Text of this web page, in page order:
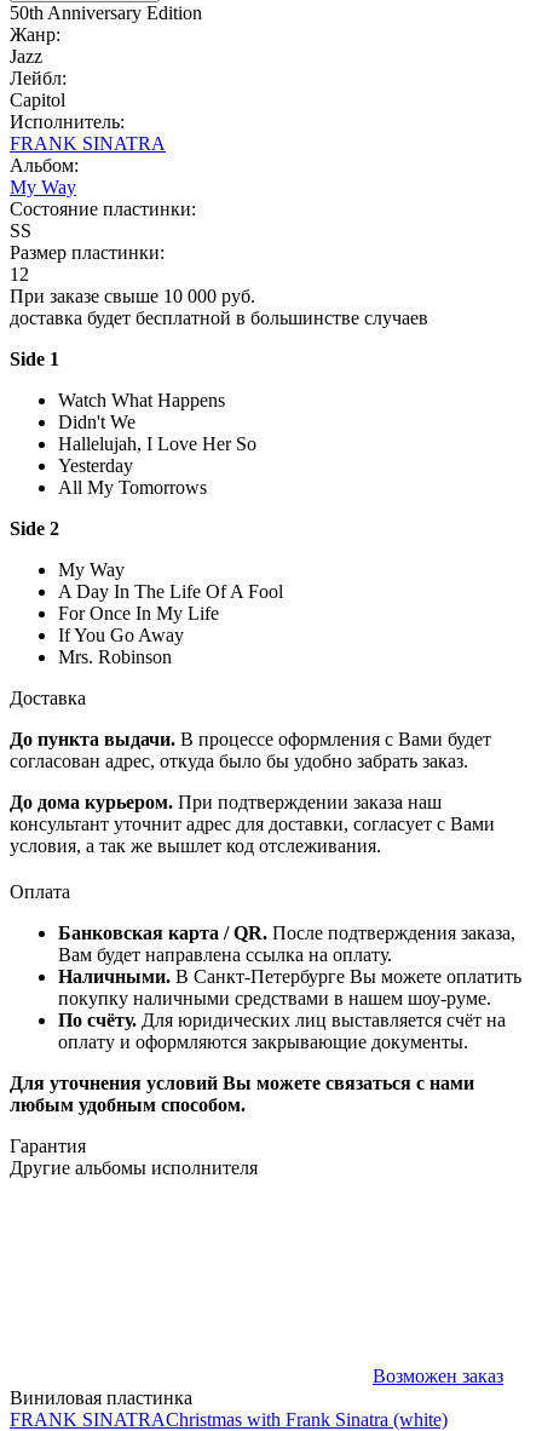
50th Anniversary Edition
Жанр:
Jazz
Лейбл:
Capitol
Исполнитель:
FRANK SINATRA
Альбом:
My Way
Состояние пластинки:
SS
Размер пластинки:
12
При заказе свыше 10 000 руб.
доставка будет бесплатной в большинстве случаев
Side 1
Watch What Happens
Didn't We
Hallelujah, I Love Her So
Yesterday
All My Tomorrows
Side 2
My Way
A Day In The Life Of A Fool
For Once In My Life
If You Go Away
Mrs. Robinson
Доставка
До пункта выдачи. В процессе оформления с Вами будет
согласован адрес, откуда было бы удобно забрать заказ.
До дома курьером. При подтверждении заказа наш
консультант уточнит адрес для доставки, согласует с Вами
условия, а так же вышлет код отслеживания.
Оплата
Банковская карта / QR. После подтверждения заказа,
Вам будет направлена ссылка на оплату.
Наличными. В Санкт-Петербурге Вы можете оплатить
покупку наличными средствами в нашем шоу-руме.
По счёту. Для юридических лиц выставляется счёт на
оплату и оформляются закрывающие документы.
Для уточнения условий Вы можете связаться с нами
любым удобным способом.
Гарантия
Другие альбомы исполнителя
Возможен заказ
Виниловая пластинка
FRANK SINATRAChristmas with Frank Sinatra (white)